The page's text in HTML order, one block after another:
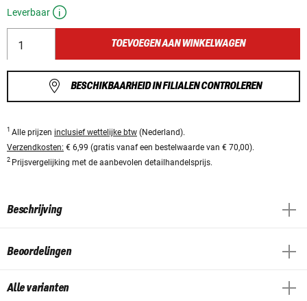
Leverbaar
TOEVOEGEN AAN WINKELWAGEN
BESCHIKBAARHEID IN FILIALEN CONTROLEREN
1 Alle prijzen inclusief wettelijke btw (Nederland).
Verzendkosten: € 6,99 (gratis vanaf een bestelwaarde van € 70,00).
2 Prijsvergelijking met de aanbevolen detailhandelsprijs.
Beschrijving
Beoordelingen
Alle varianten